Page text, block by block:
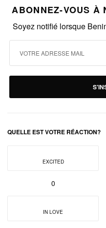
ABONNEZ-VOUS À
Soyez notifié lorsque
QUELLE EST VOTRE RÉACTION?
EXCITED
0
IN LOVE